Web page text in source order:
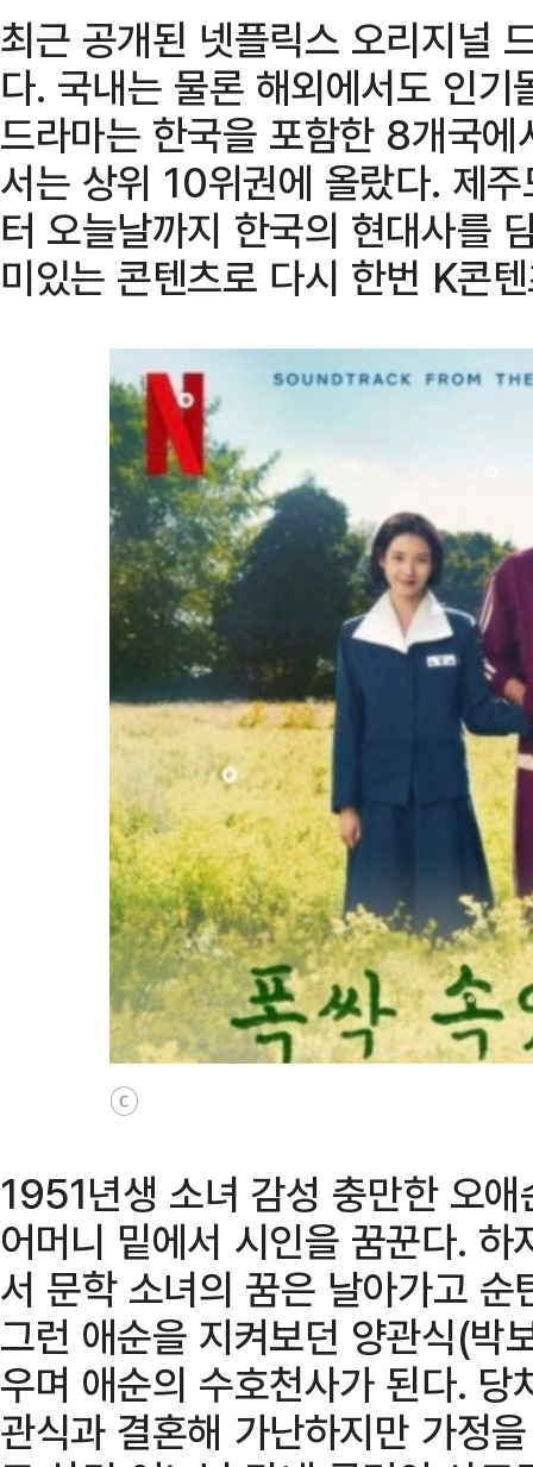
최근 공개된 넷플릭스 오리지널
다. 국내는 물론 해외에서도 인
드라마는 한국을 포함한 8개국
서는 상위 10위권에 올랐다. 제
터 오늘날까지 한국의 현대사를
미있는 콘텐츠로 다시 한번 K콘
ⓒ
1951년생 소녀 감성 충만한 오
어머니 밑에서 시인을 꿈꾼다.
서 문학 소녀의 꿈은 날아가고
그런 애순을 지켜보던 양관식(박
우며 애순의 수호천사가 된다.
관식과 결혼해 가난하지만 가정